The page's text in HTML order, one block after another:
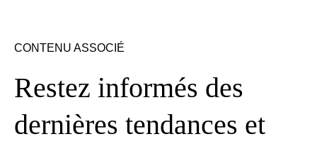
CONTENU ASSOCIÉ
Restez informés des
dernières tendances et